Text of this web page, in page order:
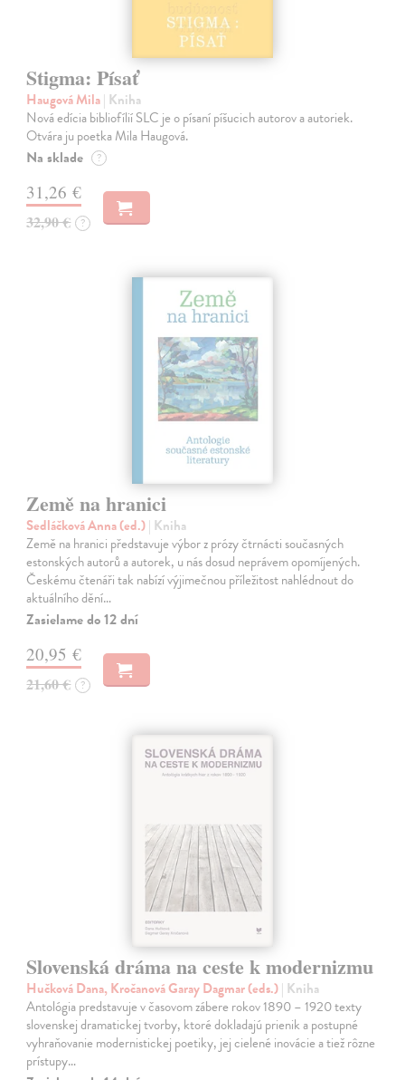
Stigma: Písať
Haugová Mila| Kniha
Nová edícia bibliofílií SLC je o písaní píšucich autorov a autoriek.
Otvára ju poetka Mila Haugová.
Na sklade ?
31,26 €
32,90 € ?
Země na hranici
Sedláčková Anna (ed.)| Kniha
Země na hranici představuje výbor z prózy čtrnácti současných
estonských autorů a autorek, u nás dosud neprávem opomíjených.
Českému čtenáři tak nabízí výjimečnou příležitost nahlédnout do
aktuálního dění…
Zasielame do 12 dní
20,95 €
21,60 € ?
Slovenská dráma na ceste k modernizmu
Hučková Dana, Kročanová Garay Dagmar (eds.)| Kniha
Antológia predstavuje v časovom zábere rokov 1890 – 1920 texty
slovenskej dramatickej tvorby, ktoré dokladajú prienik a postupné
vyhraňovanie modernistickej poetiky, jej cielené inovácie a tiež rôzne
prístupy…